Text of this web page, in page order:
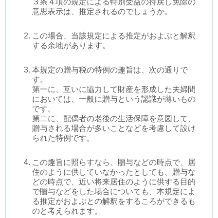
３条４項の規定による特別受益の持戻し免除の
意思表示は、推定されるのでしょうか。
この場合、当該規定による推定がおよぶと解釈
する余地があります。
本規定の贈与税の特例の趣旨は、次の通りで
す。
第一に、互いに協力して財産を形成した夫婦間
においては、一般に贈与という認識が薄いもの
です。
第二に、配偶者の老後の生活保障を意図して、
贈与される場合が多いことなどを考慮して設け
られた特例です。
この趣旨に照らすなら、贈与などの時点で、居
住のように供していなかったとしても、贈与な
どの時点で、近い将来居住のように供する目的
で贈与などをした場合についても、本規定によ
る推定がおよぶとの解釈をするころができるも
のと考えられます。